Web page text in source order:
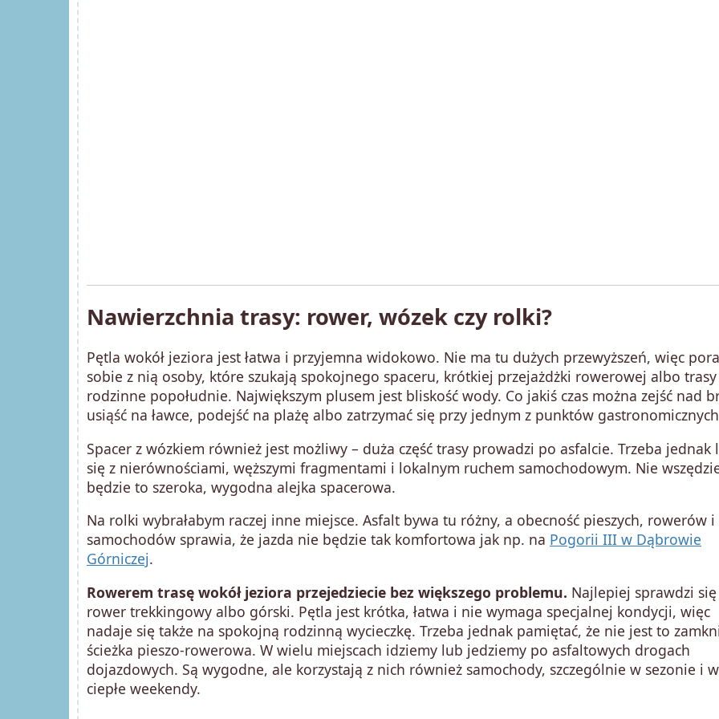
Nawierzchnia trasy: rower, wózek czy rolki?
Pętla wokół jeziora jest łatwa i przyjemna widokowo. Nie ma tu dużych przewyższeń, więc
sobie z nią osoby, które szukają spokojnego spaceru, krótkiej przejażdżki rowerowej albo
rodzinne popołudnie. Największym plusem jest bliskość wody. Co jakiś czas można zejść nad
usiąść na ławce, podejść na plażę albo zatrzymać się przy jednym z punktów
Spacer z wózkiem również jest możliwy – duża część trasy prowadzi po asfalcie. Trzeba jednak
się z nierównościami, węższymi fragmentami i lokalnym ruchem samochodowym. Nie
będzie to szeroka, wygodna alejka spacerowa.
Na rolki wybrałabym raczej inne miejsce. Asfalt bywa tu różny, a obecność pieszych, rowerów i
samochodów sprawia, że jazda nie będzie tak komfortowa jak np. na Pogorii III w Dąbrowie
Górniczej.
Rowerem trasę wokół jeziora przejedziecie bez większego problemu. Najlepiej sprawdzi się
rower trekkingowy albo górski. Pętla jest krótka, łatwa i nie wymaga specjalnej kondycji, więc
nadaje się także na spokojną rodzinną wycieczkę. Trzeba jednak pamiętać, że nie jest to
ścieżka pieszo-rowerowa. W wielu miejscach idziemy lub jedziemy po asfaltowych drogach
dojazdowych. Są wygodne, ale korzystają z nich również samochody, szczególnie w sezonie i w
ciepłe weekendy.